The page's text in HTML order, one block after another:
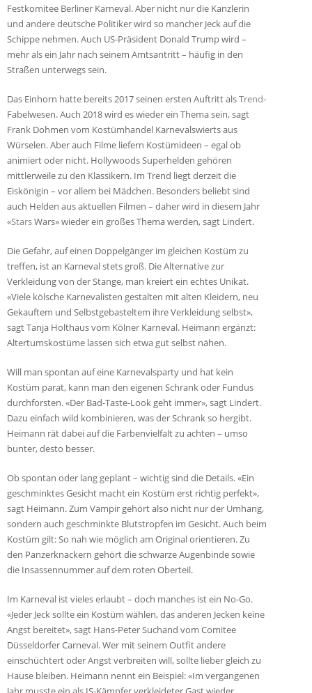
Festkomitee Berliner Karneval. Aber nicht nur die Kanzlerin
und andere deutsche Politiker wird so mancher Jeck auf die
Schippe nehmen. Auch US-Präsident Donald Trump wird –
mehr als ein Jahr nach seinem Amtsantritt – häufig in den
Straßen unterwegs sein.
Das Einhorn hatte bereits 2017 seinen ersten Auftritt alsTrend-
Fabelwesen. Auch 2018 wird es wieder ein Thema sein, sagt
Frank Dohmen vom Kostümhandel Karnevalswierts aus
Würselen. Aber auch Filme liefern Kostümideen – egal ob
animiert oder nicht. Hollywoods Superhelden gehören
mittlerweile zu den Klassikern. Im Trend liegt derzeit die
Eiskönigin – vor allem bei Mädchen. Besonders beliebt sind
auch Helden aus aktuellen Filmen – daher wird in diesem Jahr
«StarsWars» wieder ein großes Thema werden, sagt Lindert.
Die Gefahr, auf einen Doppelgänger im gleichen Kostüm zu
treffen, ist an Karneval stets groß. Die Alternative zur
Verkleidung von der Stange, man kreiert ein echtes Unikat.
«Viele kölsche Karnevalisten gestalten mit alten Kleidern, neu
Gekauftem und Selbstgebasteltem ihre Verkleidung selbst»,
sagt Tanja Holthaus vom Kölner Karneval. Heimann ergänzt:
Altertumskostüme lassen sich etwa gut selbst nähen.
Will man spontan auf eine Karnevalsparty und hat kein
Kostüm parat, kann man den eigenen Schrank oder Fundus
durchforsten. «Der Bad-Taste-Look geht immer», sagt Lindert.
Dazu einfach wild kombinieren, was der Schrank so hergibt.
Heimann rät dabei auf die Farbenvielfalt zu achten – umso
bunter, desto besser.
Ob spontan oder lang geplant – wichtig sind die Details. «Ein
geschminktes Gesicht macht ein Kostüm erst richtig perfekt»,
sagt Heimann. Zum Vampir gehört also nicht nur der Umhang,
sondern auch geschminkte Blutstropfen im Gesicht. Auch beim
Kostüm gilt: So nah wie möglich am Original orientieren. Zu
den Panzerknackern gehört die schwarze Augenbinde sowie
die Insassennummer auf dem roten Oberteil.
Im Karneval ist vieles erlaubt – doch manches ist ein No-Go.
«Jeder Jeck sollte ein Kostüm wählen, das anderen Jecken keine
Angst bereitet», sagt Hans-Peter Suchand vom Comitee
Düsseldorfer Carneval. Wer mit seinem Outfit andere
einschüchtert oder Angst verbreiten will, sollte lieber gleich zu
Hause bleiben. Heimann nennt ein Beispiel: «Im vergangenen